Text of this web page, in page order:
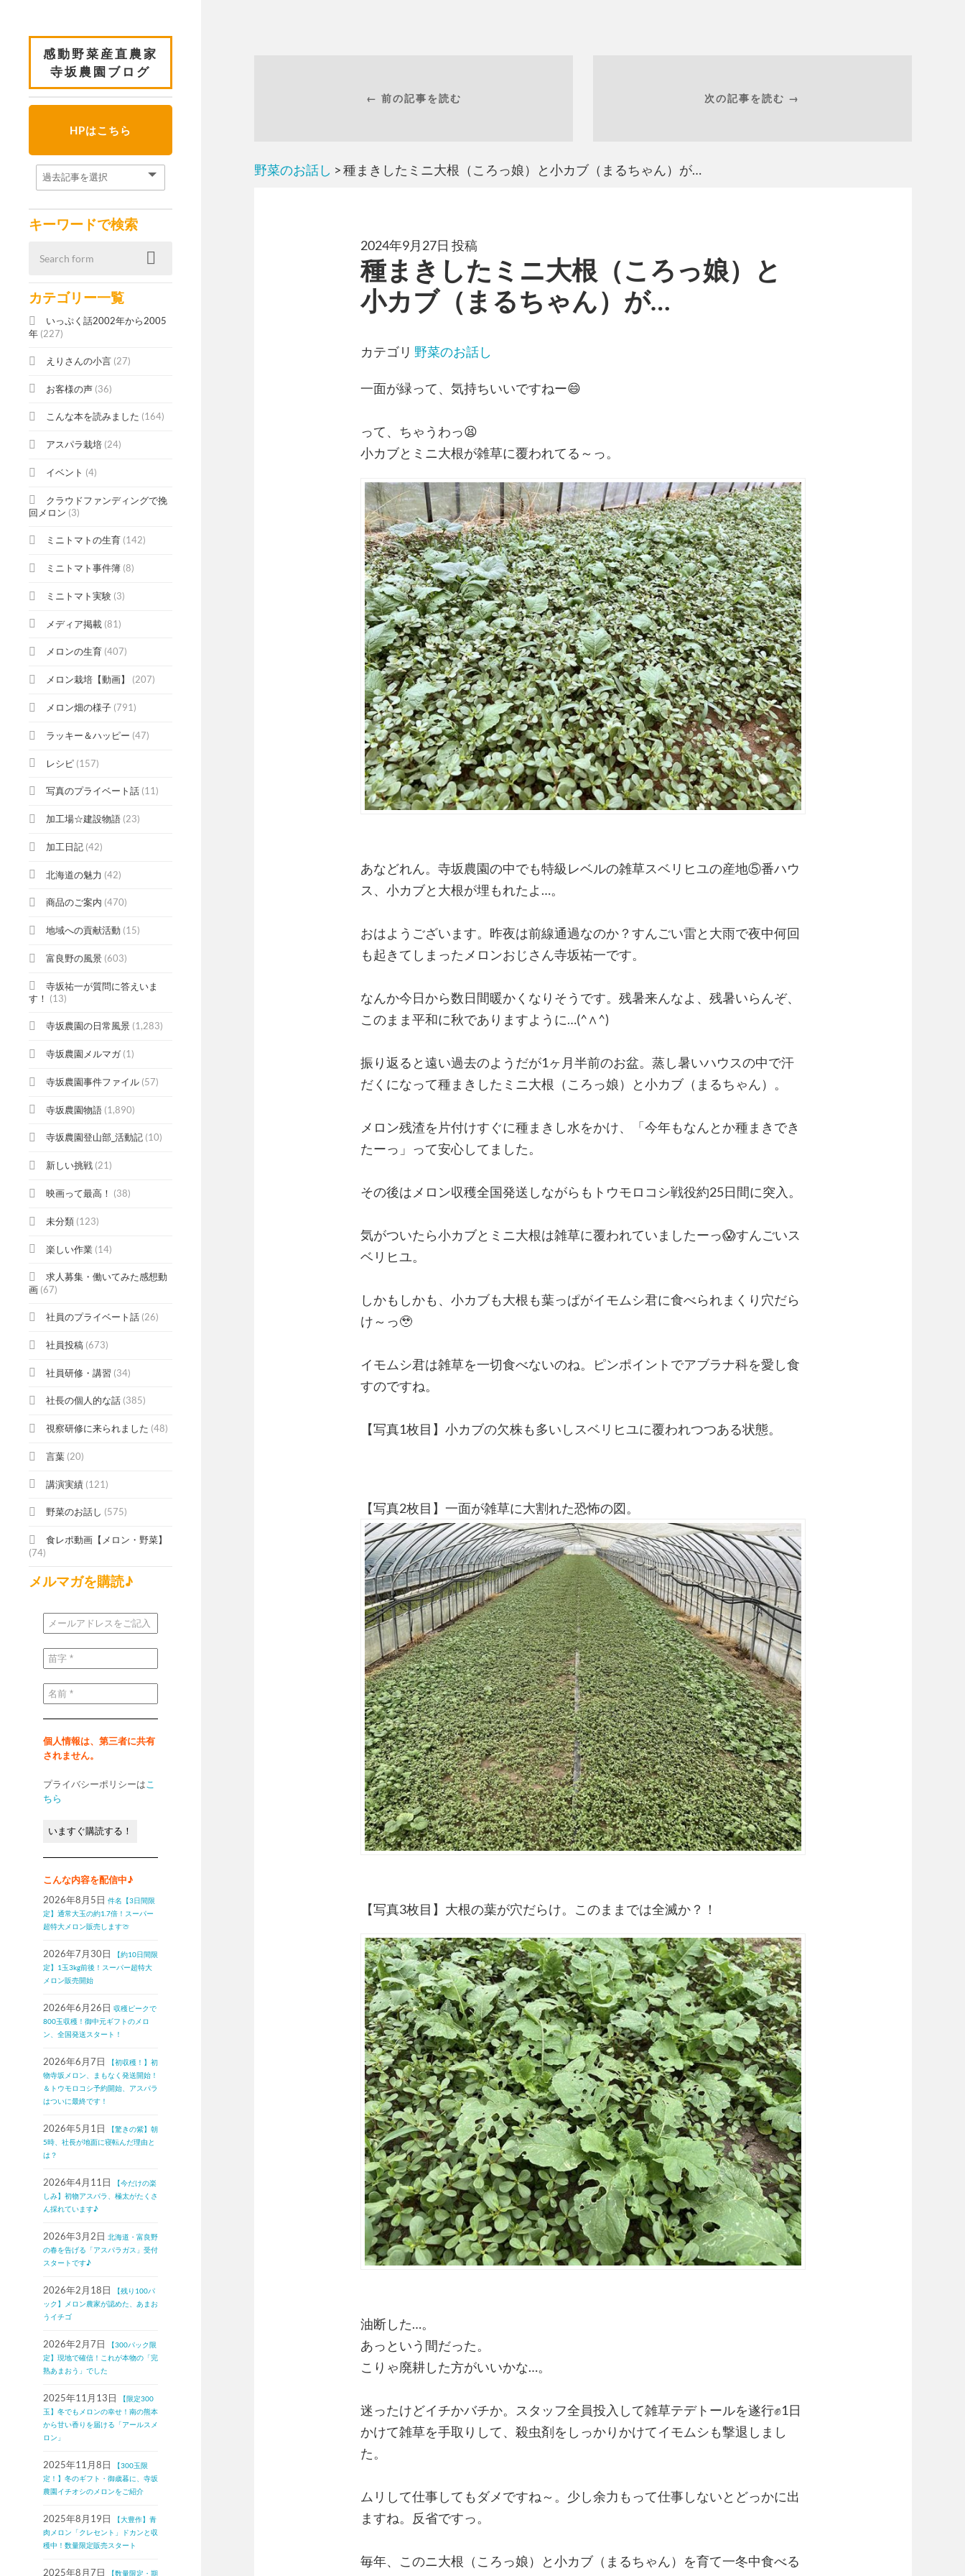
感動野菜産直農家
寺坂農園ブログ
HPはこちら
キーワードで検索
カテゴリー一覧
いっぷく話2002年から2005
年 (227)
えりさんの小言 (27)
お客様の声 (36)
こんな本を読みました (164)
アスパラ栽培 (24)
イベント (4)
クラウドファンディングで挽
回メロン (3)
ミニトマトの生育 (142)
ミニトマト事件簿 (8)
ミニトマト実験 (3)
メディア掲載 (81)
メロンの生育 (407)
メロン栽培【動画】 (207)
メロン畑の様子 (791)
ラッキー＆ハッピー (47)
レシピ (157)
写真のプライベート話 (11)
加工場☆建設物語 (23)
加工日記 (42)
北海道の魅力 (42)
商品のご案内 (470)
地域への貢献活動 (15)
富良野の風景 (603)
寺坂祐一が質問に答えいま
す！ (13)
寺坂農園の日常風景 (1,283)
寺坂農園メルマガ(1)
寺坂農園事件ファイル (57)
寺坂農園物語 (1,890)
寺坂農園登山部_活動記 (10)
新しい挑戦 (21)
映画って最高！ (38)
未分類 (123)
楽しい作業 (14)
求人募集・働いてみた感想動
画 (67)
社員のプライベート話 (26)
社員投稿 (673)
社員研修・講習 (34)
社長の個人的な話 (385)
視察研修に来られました (48)
言葉 (20)
講演実績 (121)
野菜のお話し (575)
食レポ動画【メロン・野菜】
(74)
メルマガを購読♪
メ
ー
ル
ド
レ
ス
ご
記
入
だ
い
*
苗
字
*
名
前
*
個人情報は、第三者に共有
されません。
プライバシーポリシーはこ
ちら
こんな内容を配信中♪
2026年8月5日 件名【3日間限
定】通常大玉の約1.7倍！スーパー
超特大メロン販売します🍈
2026年7月30日
【約10日間限
定】1玉3kg前後！スーパー超特大
メロン販売開始
2026年6月26日 収穫ピークで
800玉収穫！御中元ギフトのメロ
ン、全国発送スタート！
2026年6月7日
【初収穫！】初
物寺坂メロン、まもなく発送開始！
＆トウモロコシ予約開始、アスパラ
はついに最終です！
2026年5月1日
【驚きの紫】朝
5時、社長が地面に寝転んだ理由と
は？
2026年4月11日
【今だけの楽
しみ】初物アスパラ、極太がたくさ
ん採れています♪
2026年3月2日 北海道・富良野
の春を告げる「アスパラガス」受付
スタートです♪
2026年2月18日
【残り100パ
ック】メロン農家が認めた、あまお
うイチゴ
2026年2月7日
【300パック限
定】現地で確信！これが本物の「完
熟あまおう」でした
2025年11月13日
【限定300
玉】冬でもメロンの幸せ！南の熊本
から甘い香りを届ける「アールスメ
ロン」
2025年11月8日
【300玉限
定！】冬のギフト・御歳暮に、寺坂
農園イチオシのメロンをご紹介
2025年8月19日
【大豊作】青
肉メロン「クレセント」ドカンと収
穫中！数量限定販売スタート
2025年8月7日 【数量限定・期
← 前の記事を読む 次の記事を読む →
野菜のお話し > 種まきしたミニ大根（ころっ娘）と小カブ（まるちゃん）が…
2024年9月27日 投稿
種まきしたミニ大根（ころっ娘）と
小カブ（まるちゃん）が…
カテゴリ 野菜のお話し
一面が緑って、気持ちいいですねー😄
って、ちゃうわっ😫
小カブとミニ大根が雑草に覆われてる～っ。
あなどれん。寺坂農園の中でも特級レベルの雑草スベリヒユの産地⑤番ハウ
ス、小カブと大根が埋もれたよ…。
おはようございます。昨夜は前線通過なのか？すんごい雷と大雨で夜中何回
も起きてしまったメロンおじさん寺坂祐一です。
なんか今日から数日間暖かくなりそうです。残暑来んなよ、残暑いらんぞ、
このまま平和に秋でありますように…(^∧^)
振り返ると遠い過去のようだが1ヶ月半前のお盆。蒸し暑いハウスの中で汗
だくになって種まきしたミニ大根（ころっ娘）と小カブ（まるちゃん）。
メロン残渣を片付けすぐに種まきし水をかけ、「今年もなんとか種まきでき
たーっ」って安心してました。
その後はメロン収穫全国発送しながらもトウモロコシ戦役約25日間に突入。
気がついたら小カブとミニ大根は雑草に覆われていましたーっ😱すんごいス
ベリヒユ。
しかもしかも、小カブも大根も葉っぱがイモムシ君に食べられまくり穴だら
け～っ🥹
イモムシ君は雑草を一切食べないのね。ピンポイントでアブラナ科を愛し食
すのですね。
【写真1枚目】小カブの欠株も多いしスベリヒユに覆われつつある状態。
【写真2枚目】一面が雑草に大割れた恐怖の図。
【写真3枚目】大根の葉が穴だらけ。このままでは全滅か？！
油断した…。
あっという間だった。
こりゃ廃耕した方がいいかな…。
迷ったけどイチかバチか。スタッフ全員投入して雑草テデトールを遂行✊1日
かけて雑草を手取りして、殺虫剤をしっかりかけてイモムシも撃退しまし
た。
ムリして仕事してもダメですね～。少し余力もって仕事しないとどっかに出
ますね。反省ですっ。
毎年、このニ大根（ころっ娘）と小カブ（まるちゃん）を育て一冬中食べる